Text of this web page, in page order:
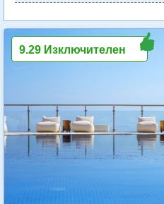
9.29 Изключителен